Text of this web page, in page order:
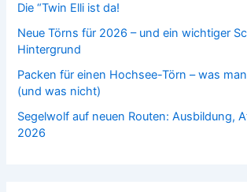
Die “Twin Elli ist da!
Neue Törns für 2026 – und ein wichtiger
Hintergrund
Packen für einen Hochsee-Törn – was
(und was nicht)
Segelwolf auf neuen Routen: Ausbildung,
2026